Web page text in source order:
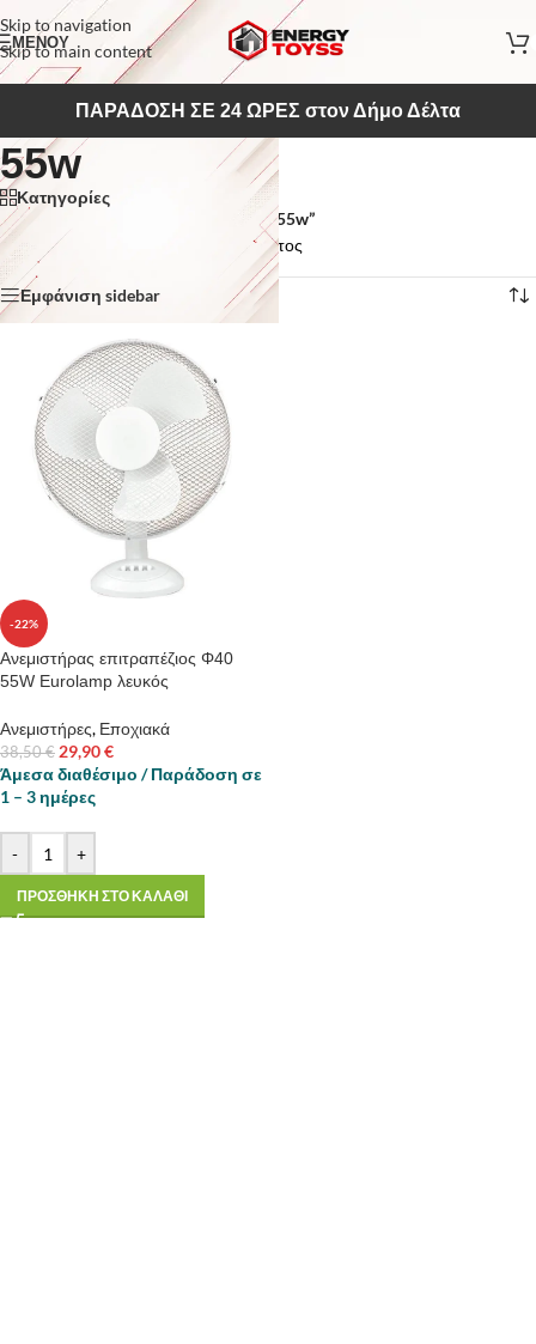
Skip to navigation
Skip to main content
ΜΕΝΟΥ
ΠΑΡΑΔΟΣΗ ΣΕ 24 ΩΡΕΣ στον Δήμο Δέλτα
55w
Κατηγορίες
Αρχική σελίδα
Προϊόντα με ετικέτα “55w”
Εμφάνιση του μοναδικού αποτελέσματος
Εμφάνιση sidebar
-22%
Ανεμιστήρας επιτραπέζιος Φ40
55W Eurolamp λευκός
Ανεμιστήρες, Εποχιακά
38,50€ 29,90€
Άμεσα διαθέσιμο / Παράδοση σε
1 – 3 ημέρες
- +
ΠΡΟΣΘΗΚΗ ΣΤΟ ΚΑΛΑΘΙ